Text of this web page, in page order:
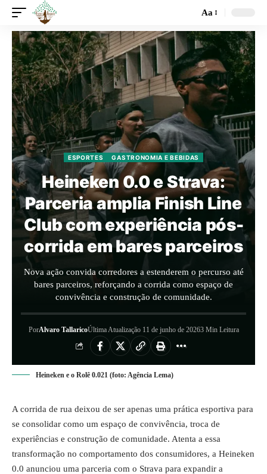
Aa
ESPORTES GASTRONOMIA E BEBIDAS
Heineken 0.0 e Strava:
Parceria amplia Finish Line
Club com experiência pós-
corrida em bares parceiros
Nova ação convida corredores a estenderem o percurso até
bares parceiros, reforçando a corrida como espaço de
convivência e construção de comunidade.
PorAlvaro TallaricoÚltima Atualização 11 de junho de 20263 Min Leitura
Heineken e o Rolê 0.021 (foto: Agência Lema)
A corrida de rua deixou de ser apenas uma prática esportiva para
se consolidar como um espaço de convivência, troca de
experiências e construção de comunidade. Atenta a essa
transformação no comportamento dos consumidores, a Heineken
0.0 anunciou uma parceria com o Strava para expandir a